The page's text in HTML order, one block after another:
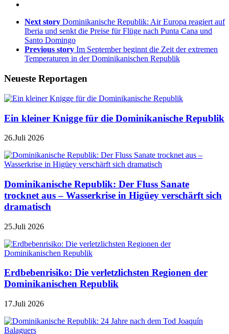
Next story Dominikanische Republik: Air Europa reagiert auf
Iberia und senkt die Preise für Flüge nach Punta Cana und
Santo Domingo
Previous story Im September beginnt die Zeit der extremen
Temperaturen in der Dominikanischen Republik
Neueste Reportagen
Ein kleiner Knigge für die Dominikanische Republik
26.Juli 2026
Dominikanische Republik: Der Fluss Sanate
trocknet aus – Wasserkrise in Higüey verschärft sich
dramatisch
25.Juli 2026
Erdbebenrisiko: Die verletzlichsten Regionen der
Dominikanischen Republik
17.Juli 2026